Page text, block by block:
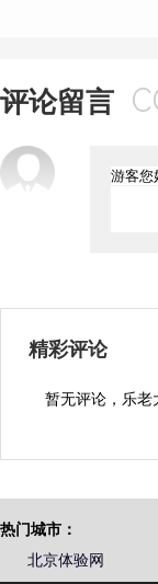
评论留言
精彩评论
暂无评论，乐老
热门城市：
北京体验网